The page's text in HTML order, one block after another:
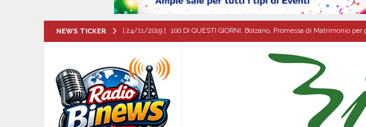
NEWS TICKER [ 24/11/2019 ] 100 DI QUESTI GIORNI. Bolzano, Promessa di Matrimonio
[ 07/08/2026 ] Visciano celebra Padre Arturo D’Onofrio: due giorni di fede
MANIFESTAZIONI
[ 07/08/2026 ] MUGNANO DEL CARDINALE. L’Ipocrisia delle Apparenze e